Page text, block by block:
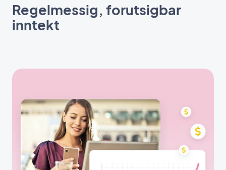
Regelmessig, forutsigbar
inntekt